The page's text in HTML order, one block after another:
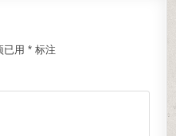
已用* 标注